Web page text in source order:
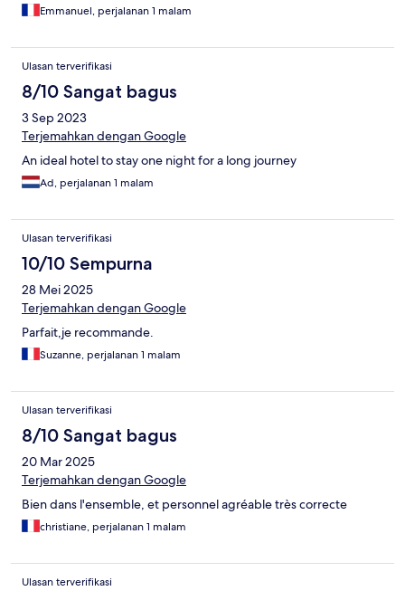
Emmanuel, perjalanan 1 malam
Ulasan terverifikasi
8/10 Sangat bagus
3 Sep 2023
Terjemahkan dengan Google
An ideal hotel to stay one night for a long journey
Ad, perjalanan 1 malam
Ulasan terverifikasi
10/10 Sempurna
28 Mei 2025
Terjemahkan dengan Google
Parfait,je recommande.
Suzanne, perjalanan 1 malam
Ulasan terverifikasi
8/10 Sangat bagus
20 Mar 2025
Terjemahkan dengan Google
Bien dans l'ensemble, et personnel agréable très correcte
christiane, perjalanan 1 malam
Ulasan terverifikasi